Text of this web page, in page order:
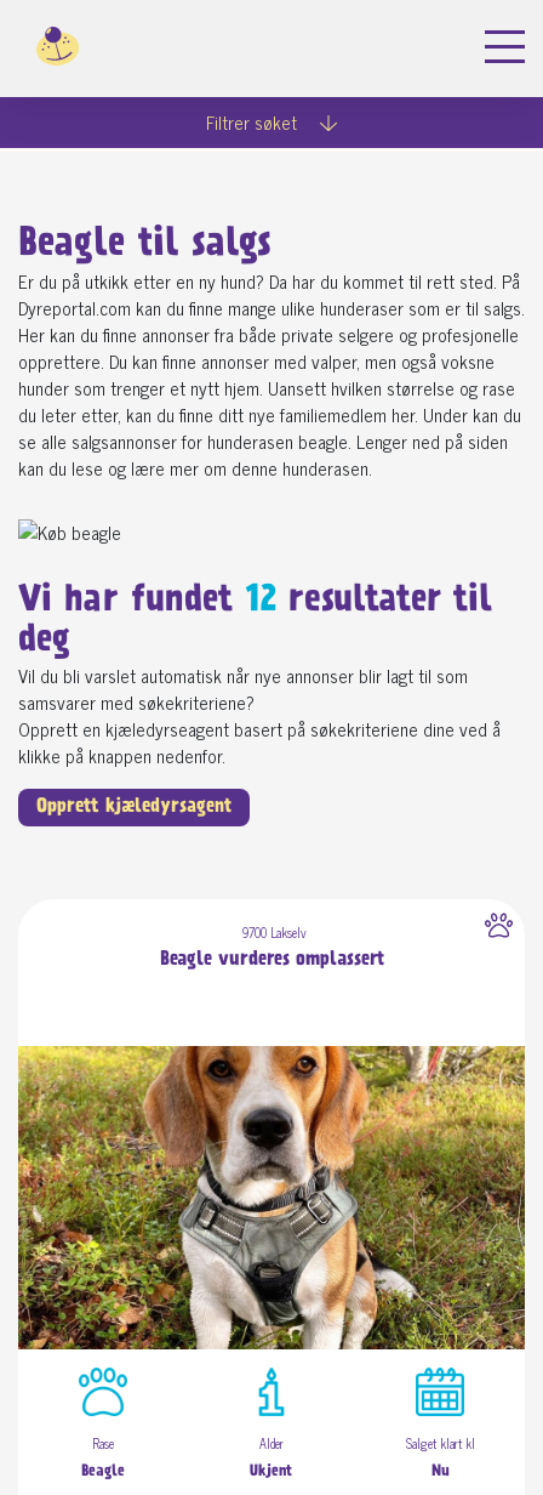
Filtrer søket
Beagle til salgs
Er du på utkikk etter en ny hund? Da har du kommet til rett sted. På
Dyreportal.com kan du finne mange ulike hunderaser som er til salgs.
Her kan du finne annonser fra både private selgere og profesjonelle
opprettere. Du kan finne annonser med valper, men også voksne
hunder som trenger et nytt hjem. Uansett hvilken størrelse og rase
du leter etter, kan du finne ditt nye familiemedlem her. Under kan du
se alle salgsannonser for hunderasen beagle. Lenger ned på siden
kan du lese og lære mer om denne hunderasen.
Vi har fundet 12 resultater til
deg
Vil du bli varslet automatisk når nye annonser blir lagt til som
samsvarer med søkekriteriene?
Opprett en kjæledyrseagent basert på søkekriteriene dine ved å
klikke på knappen nedenfor.
Opprett kjæledyrsagent
9700 Lakselv
Beagle vurderes omplassert
Rase
Beagle
Alder
Ukjent
Salget klart kl
Nu